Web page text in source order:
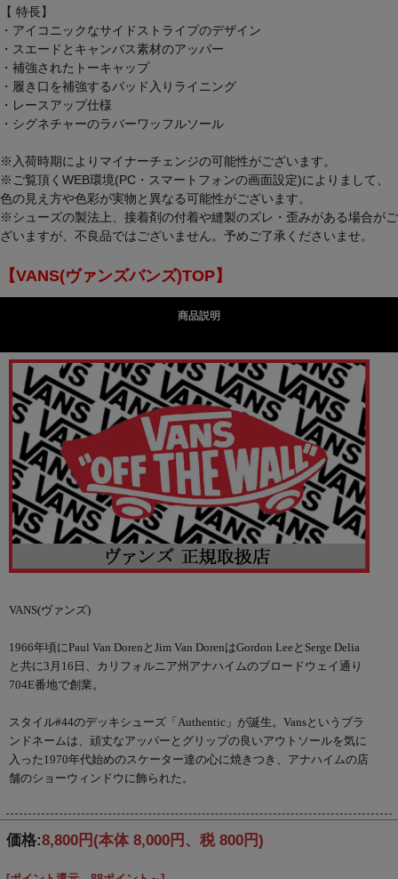
【 特長】
・アイコニックなサイドストライプのデザイン
・スエードとキャンバス素材のアッパー
・補強されたトーキャップ
・履き口を補強するパッド入りライニング
・レースアップ仕様
・シグネチャーのラバーワッフルソール
※入荷時期によりマイナーチェンジの可能性がございます。
※ご覧頂くWEB環境(PC・スマートフォンの画面設定)によりまして、
色の見え方や色彩が実物と異なる可能性がございます。
※シューズの製法上、接着剤の付着や縫製のズレ・歪みがある場合がご
ざいますが、不良品ではございません。予めご了承くださいませ。
【VANS(ヴァンズバンズ)TOP】
商品説明
VANS(ヴァンズ)
1966年頃にPaul Van DorenとJim Van DorenはGordon LeeとSerge Delia
と共に3月16日、カリフォルニア州アナハイムのブロードウェイ通り
704E番地で創業。
スタイル#44のデッキシューズ「Authentic」が誕生。Vansというブラ
ンドネームは、頑丈なアッパーとグリップの良いアウトソールを気に
入った1970年代始めのスケーター達の心に焼きつき、アナハイムの店
舗のショーウィンドウに飾られた。
価格:8,800円 (本体 8,000円、税 800円)